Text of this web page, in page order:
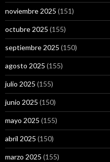
noviembre 2025 (151)
octubre 2025 (155)
septiembre 2025 (150)
agosto 2025 (155)
julio 2025 (155)
junio 2025 (150)
mayo 2025 (155)
abril 2025 (150)
marzo 2025 (155)